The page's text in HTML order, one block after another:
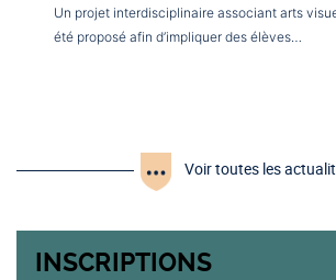
Un projet interdisciplinaire associant arts
été proposé afin d’impliquer des élèves…
Voir toutes les
INSCRIPTIONS